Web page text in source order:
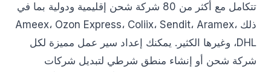
تتكامل مع أكثر من 80 شركة شحن إقليمية ودولية بما في
ذلك Ameex، Ozon Express، Coliix، Sendit، Aramex،
DHL، وغيرها الكثير. يمكنك إعداد سير عمل مميزة لكل
شركة شحن أو إنشاء منطق شرطي لتبديل شركات